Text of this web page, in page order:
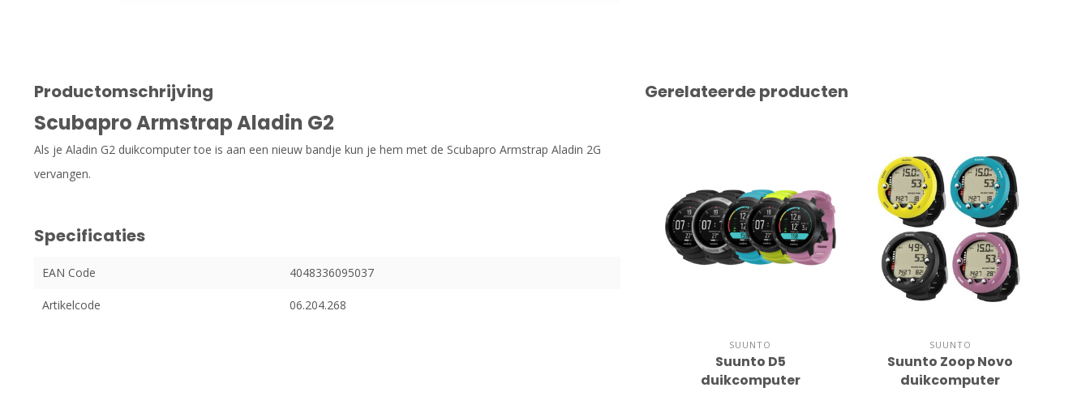
Productomschrijving
Scubapro Armstrap Aladin G2
Als je Aladin G2 duikcomputer toe is aan een nieuw bandje kun je hem met de Scubapro Armstrap Aladin 2G
vervangen.
Specificaties
EAN Code 4048336095037
Artikelcode 06.204.268
Gerelateerde producten
SUUNTO
Suunto D5
duikcomputer
SUUNTO
Suunto Zoop Novo
duikcomputer